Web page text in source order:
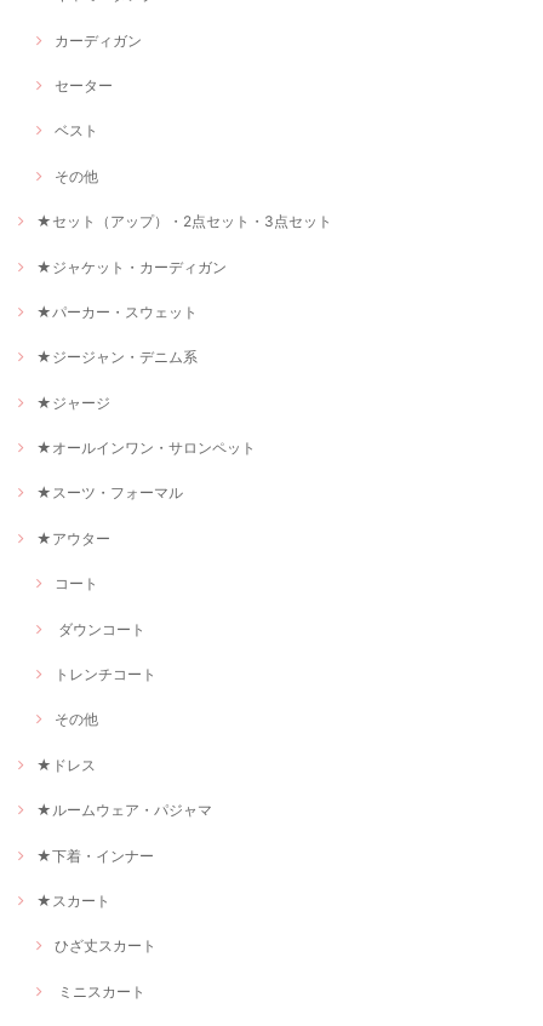
カーディガン
セーター
ベスト
その他
★セット（アップ）・2点セット・3点セット
★ジャケット・カーディガン
★パーカー・スウェット
★ジージャン・デニム系
★ジャージ
★オールインワン・サロンペット
★スーツ・フォーマル
★アウター
コート
ダウンコート
トレンチコート
その他
★ドレス
★ルームウェア・パジャマ
★下着・インナー
★スカート
ひざ丈スカート
ミニスカート